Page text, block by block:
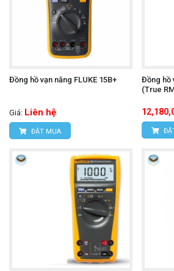
Đồng hồ vạn năng FLUKE 15B+
Giá: Liên hệ
ĐẶT MUA
Đồng hồ
(True